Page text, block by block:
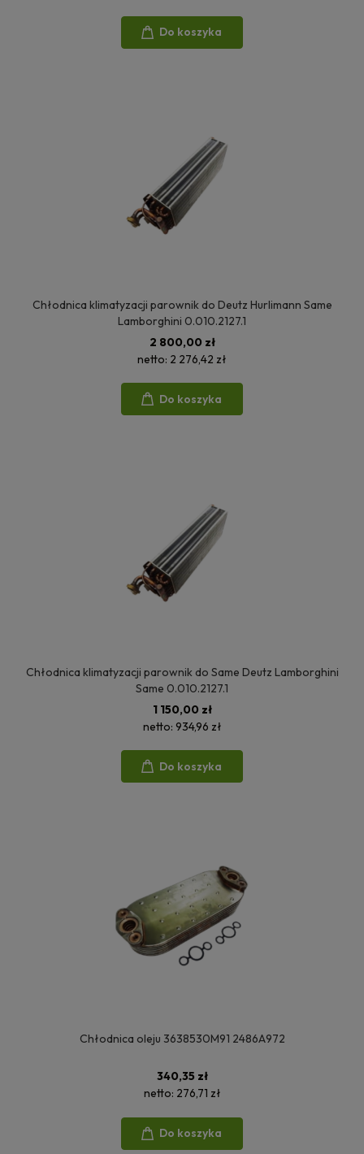
Do koszyka
Chłodnica klimatyzacji parownik do Deutz Hurlimann Same
Lamborghini 0.010.2127.1
2 800,00 zł
netto: 2 276,42 zł
Do koszyka
Chłodnica klimatyzacji parownik do Same Deutz Lamborghini
Same 0.010.2127.1
1 150,00 zł
netto: 934,96 zł
Do koszyka
Chłodnica oleju 3638530M91 2486A972
340,35 zł
netto: 276,71 zł
Do koszyka